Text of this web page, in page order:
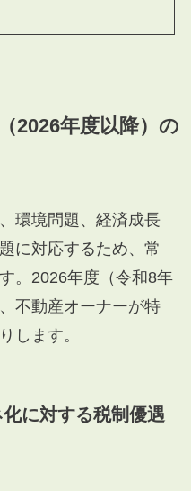
2026年度以降）の
環境問題、経済成長
に対応するため、常
。2026年度（令和8年
不動産オーナーが特
します。
に対する税制優遇